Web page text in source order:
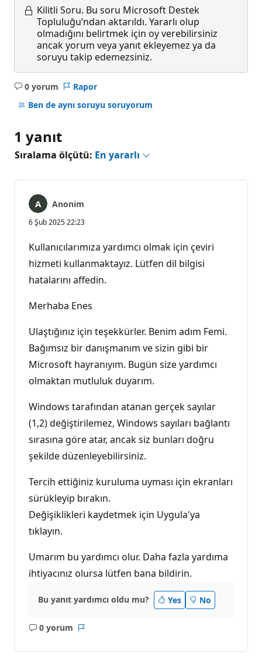
Kilitli Soru. Bu soru Microsoft Destek
Topluluğu’ndan aktarıldı. Yararlı olup
olmadığını belirtmek için oy verebilirsiniz
ancak yorum veya yanıt ekleyemez ya da
soruyu takip edemezsiniz.
0 yorum
Açıklama
yok
Rapor
Ben de aynı soruyu soruyorum
1 yanıt
Sıralama ölçütü: En yararlı
Anonim
6 Şub 2025 22:23
Kullanıcılarımıza yardımcı olmak için çeviri
hizmeti kullanmaktayız. Lütfen dil bilgisi
hatalarını affedin.
Merhaba Enes
Ulaştığınız için teşekkürler. Benim adım Femi.
Bağımsız bir danışmanım ve sizin gibi bir
Microsoft hayranıyım. Bugün size yardımcı
olmaktan mutluluk duyarım.
Windows tarafından atanan gerçek sayılar
(1,2) değiştirilemez, Windows sayıları bağlantı
sırasına göre atar, ancak siz bunları doğru
şekilde düzenleyebilirsiniz.
Tercih ettiğiniz kuruluma uyması için ekranları
sürükleyip bırakın.
Değişiklikleri kaydetmek için Uygula'ya
tıklayın.
Umarım bu yardımcı olur. Daha fazla yardıma
ihtiyacınız olursa lütfen bana bildirin.
Bu yanıt yardımcı oldu mu? Yes No
0 yorum
Açıklama